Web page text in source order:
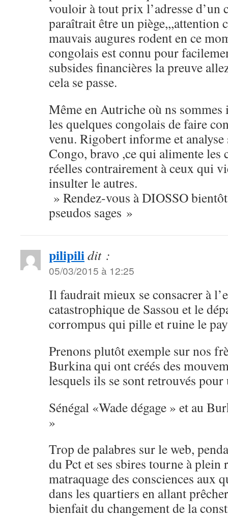
vouloir à tout prix l’adresse d’un
paraîtrait être un piège,,,attention
mauvais augures rodent en ce
congolais est connu pour
subsides financières la preuve
cela se passe.
Même en Autriche où ns
les quelques congolais de faire
venu. Rigobert informe et
Congo, bravo ,ce qui alimente les
réelles contrairement à ceux qui
insulter le autres.
» Rendez-vous à DIOSSO
pseudos sages »
pilipilidit :
05/03/2015 à 12:25
Il faudrait mieux se consacrer à
catastrophique de Sassou et le
corrompus qui pille et ruine le
Prenons plutôt exemple sur nos
Burkina qui ont créés des
lesquels ils se sont retrouvés pour
Sénégal «Wade dégage » et au
»
Trop de palabres sur le web,
du Pct et ses sbires tourne à plein
matraquage des consciences aux
dans les quartiers en allant
bienfait du changement de la